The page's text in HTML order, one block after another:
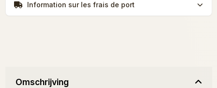
Information sur les frais de port
Omschrijving